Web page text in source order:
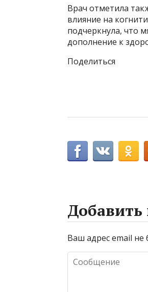
Врач отметила
влияние на
подчеркнула, что
дополнение к
Поделиться
Ваш адрес email не